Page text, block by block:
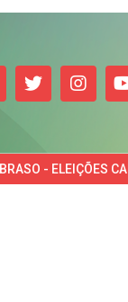
- ELEIÇÕES